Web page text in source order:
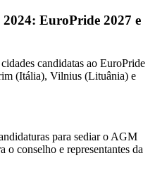
EuroPride 2027 e
candidatas ao EuroPride
(Itália), Vilnius (Lituânia) e
para sediar o AGM
o conselho e representantes da